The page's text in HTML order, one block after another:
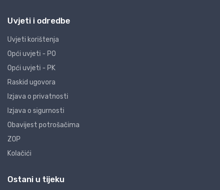
Uvjeti i odredbe
Uvjeti korištenja
Opći uvjeti - PO
Opći uvjeti - PK
Raskid ugovora
Izjava o privatnosti
Izjava o sigurnosti
Obavijest potrošačima
ZOP
Kolačići
Ostani u tijeku